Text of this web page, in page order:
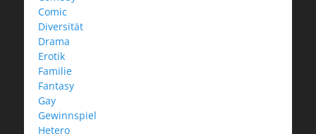
Comic
Diversität
Drama
Erotik
Familie
Fantasy
Gay
Gewinnspiel
Hetero